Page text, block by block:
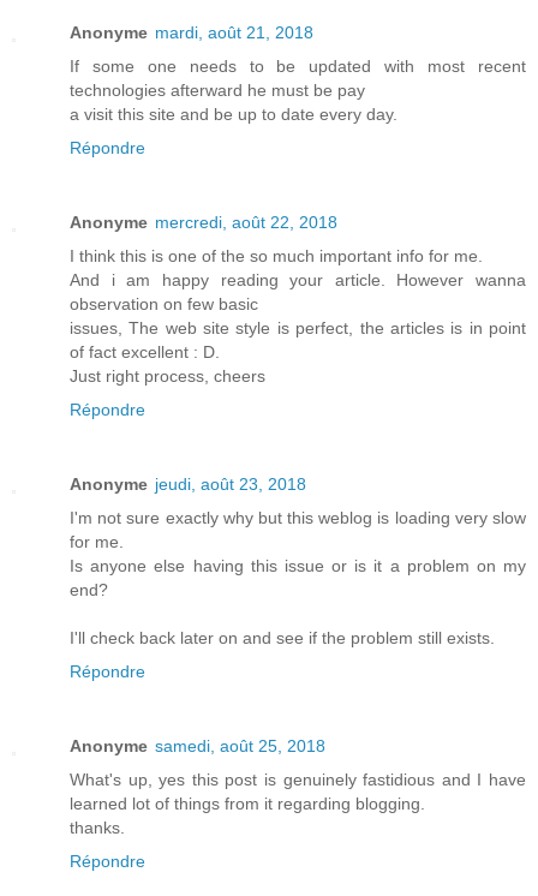
Anonyme mardi, août 21, 2018
If some one needs to be updated with most recent
technologies afterward he must be pay
a visit this site and be up to date every day.
Répondre
Anonyme mercredi, août 22, 2018
I think this is one of the so much important info for me.
And i am happy reading your article. However wanna
observation on few basic
issues, The web site style is perfect, the articles is in point
of fact excellent : D.
Just right process, cheers
Répondre
Anonyme jeudi, août 23, 2018
I'm not sure exactly why but this weblog is loading very slow
for me.
Is anyone else having this issue or is it a problem on my
end?
I'll check back later on and see if the problem still exists.
Répondre
Anonyme samedi, août 25, 2018
What's up, yes this post is genuinely fastidious and I have
learned lot of things from it regarding blogging.
thanks.
Répondre